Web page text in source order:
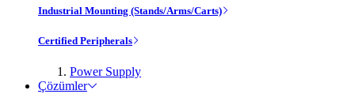
Industrial Mounting (Stands/Arms/Carts)
Certified Peripherals
Power Supply
Çözümler